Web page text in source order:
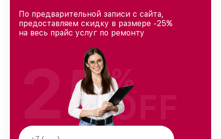
По предварительной записи с сайта,
предоставляем скидку в размере -25%
на весь прайс услуг по ремонту
25%
OFF